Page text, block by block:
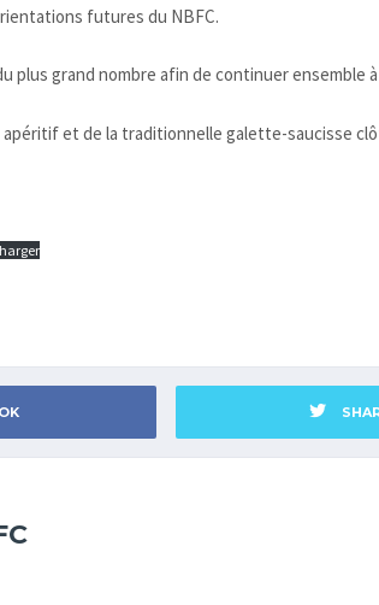
futures du NBFC.
plus grand nombre afin de continuer ensemble
apéritif et de la traditionnelle galette-saucisse